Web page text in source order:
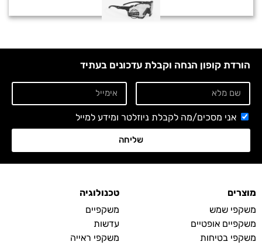
הורדת קופון הנחה וקבלת עדכונים בעתיד
אני מסכים/מה לקבלת ניוזלטר ומידע למייל
שליחה
מוצרים
משקפי שמש
משקפיים אופטיים
משקפי בטיחות
טכנולוגיה
משקפיים
עדשות
משקפי ראייה